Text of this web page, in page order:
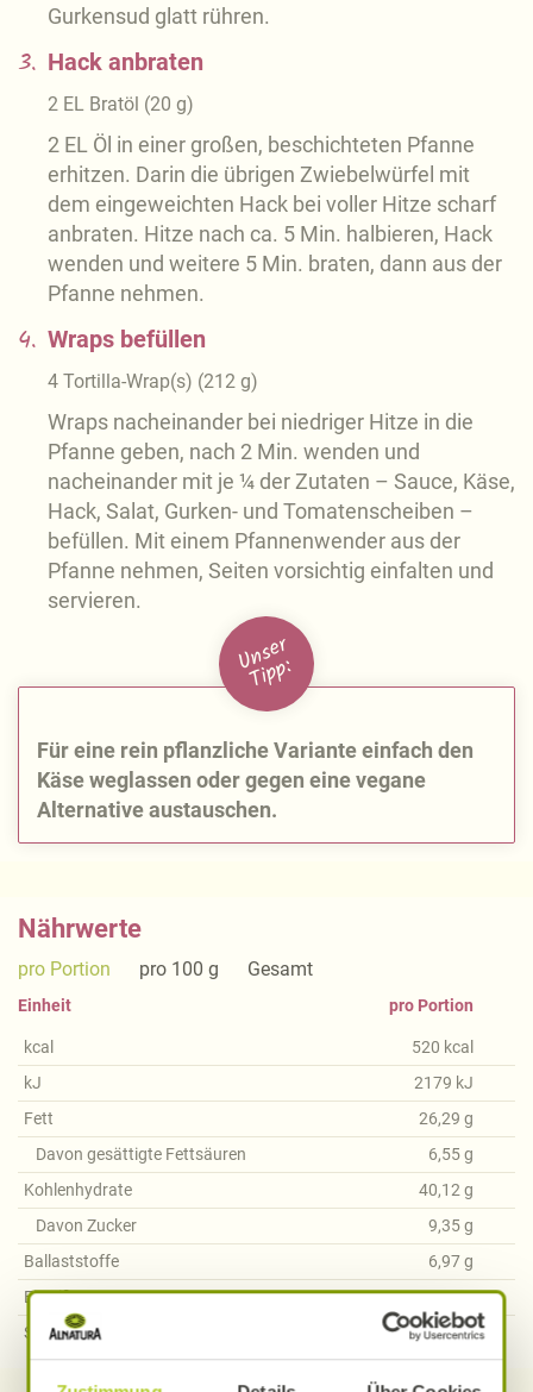
Gurkensud glatt rühren.
3. Hack anbraten
2 EL Bratöl (20 g)
2 EL Öl in einer großen, beschichteten Pfanne
erhitzen. Darin die übrigen Zwiebelwürfel mit
dem eingeweichten Hack bei voller Hitze scharf
anbraten. Hitze nach ca. 5 Min. halbieren, Hack
wenden und weitere 5 Min. braten, dann aus der
Pfanne nehmen.
4. Wraps befüllen
4 Tortilla-Wrap(s) (212 g)
Wraps nacheinander bei niedriger Hitze in die
Pfanne geben, nach 2 Min. wenden und
nacheinander mit je ¼ der Zutaten – Sauce, Käse,
Hack, Salat, Gurken- und Tomatenscheiben –
befüllen. Mit einem Pfannenwender aus der
Pfanne nehmen, Seiten vorsichtig einfalten und
servieren.
U
n
s
e
r
Ti
p
p:
Für eine rein pflanzliche Variante einfach den
Käse weglassen oder gegen eine vegane
Alternative austauschen.
Nährwerte
pro Portion pro 100 g Gesamt
Einheit
kcal
kJ
Fett
Davon gesättigte Fettsäuren
Kohlenhydrate
Davon Zucker
Ballaststoffe
Eiweiß
Salz
pro Portion
520 kcal
2179 kJ
26,29 g
6,55g
40,12 g
9,35g
6,97g
26,83g
4,44g